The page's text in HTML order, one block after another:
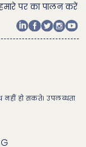
पर का पालन करें
हो सकते। उपलब्धता